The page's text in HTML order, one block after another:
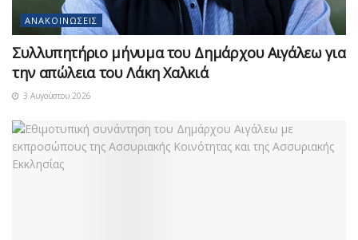
ΑΝΑΚΟΙΝΏΣΕΙΣ
Συλλυπητήριο μήνυμα του Δημάρχου Αιγάλεω για
την απώλεια του Λάκη Χαλκιά
3 Αυγούστου 2026